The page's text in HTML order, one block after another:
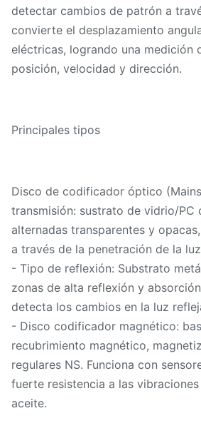
detectar cambios de patrón a
convierte el desplazamiento
eléctricas, logrando una medición
posición, velocidad y dirección.
Principales tipos
Disco de codificador óptico
transmisión: sustrato de vidrio/PC
alternadas transparentes y
a través de la penetración de la
- Tipo de reflexión: Substrato
zonas de alta reflexión y
detecta los cambios en la luz
- Disco codificador magnético:
recubrimiento magnético,
regulares NS. Funciona con
fuerte resistencia a las
aceite.